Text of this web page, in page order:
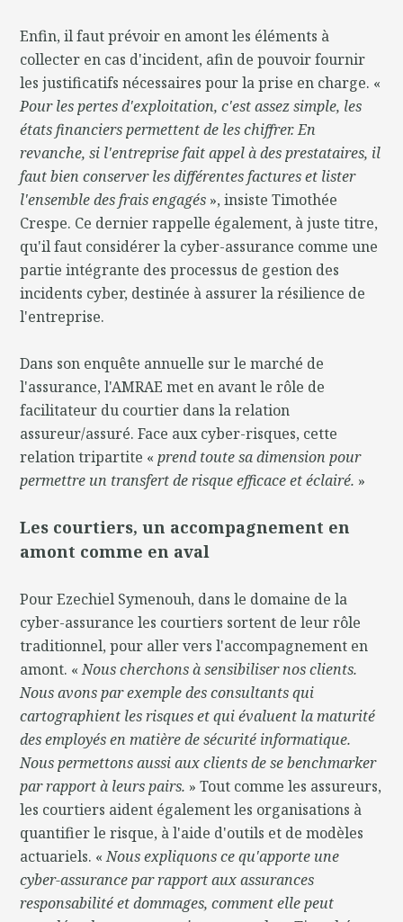
Enfin, il faut prévoir en amont les éléments à
collecter en cas d'incident, afin de pouvoir fournir
les justificatifs nécessaires pour la prise en charge. «
Pour les pertes d'exploitation, c'est assez simple, les
états financiers permettent de les chiffrer. En
revanche, si l'entreprise fait appel à des prestataires, il
faut bien conserver les différentes factures et lister
l'ensemble des frais engagés », insiste Timothée
Crespe. Ce dernier rappelle également, à juste titre,
qu'il faut considérer la cyber-assurance comme une
partie intégrante des processus de gestion des
incidents cyber, destinée à assurer la résilience de
l'entreprise.
Dans son enquête annuelle sur le marché de
l'assurance, l'AMRAE met en avant le rôle de
facilitateur du courtier dans la relation
assureur/assuré. Face aux cyber-risques, cette
relation tripartite «prend toute sa dimension pour
permettre un transfert de risque efficace et éclairé. »
Les courtiers, un accompagnement en
amont comme en aval
Pour Ezechiel Symenouh, dans le domaine de la
cyber-assurance les courtiers sortent de leur rôle
traditionnel, pour aller vers l'accompagnement en
amont. «Nous cherchons à sensibiliser nos clients.
Nous avons par exemple des consultants qui
cartographient les risques et qui évaluent la maturité
des employés en matière de sécurité informatique.
Nous permettons aussi aux clients de se benchmarker
par rapport à leurs pairs. » Tout comme les assureurs,
les courtiers aident également les organisations à
quantifier le risque, à l'aide d'outils et de modèles
actuariels. «Nous expliquons ce qu'apporte une
cyber-assurance par rapport aux assurances
responsabilité et dommages, comment elle peut